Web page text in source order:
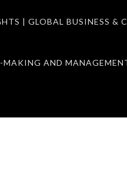
| GLOBAL BUSINESS &
MAKING AND